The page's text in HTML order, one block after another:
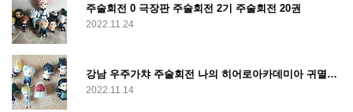
주술회전 0 극장판 주술회전 2기 주술회전 20권
2022.11.24
강남 우주가챠 주술회전 나의 히어로아카데미아 귀멸의 칼날 있을까?
2022.11.14